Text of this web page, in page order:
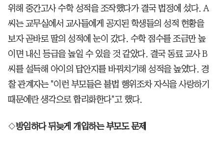
위해 중간고사 수학 성적을 조작했다가 결국 법정에 섰다. A
씨는 교무실에서 교사들에게 공지된 학생들의 성적 현황을
보자 곧바로 딸의 성적에 눈이 갔다. 수학 점수를 조금만 높
이면 내신 등급을 높일 수 있을 것 같았다. 결국 동료 교사 B
씨를 설득해 아이의 답안지를 바꿔치기해 성적을 높였다. 경
찰 관계자는 "이런 부모들은 불법 행위조차 자식을 사랑하기
때문에란 생각으로 합리화한다"고 했다.
◇방임하다 뒤늦게 개입하는 부모도 문제